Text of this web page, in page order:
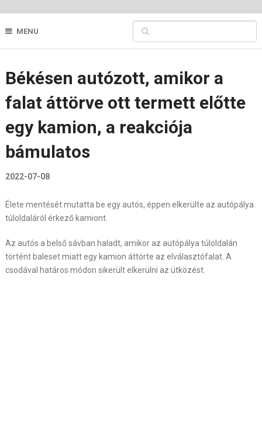
MENU
Békésen autózott, amikor a
falat áttörve ott termett előtte
egy kamion, a reakciója
bámulatos
2022-07-08
Élete mentését mutatta be egy autós, éppen elkerülte az autópálya
túloldaláról érkező kamiont.
Az autós a belső sávban haladt, amikor az autópálya túloldalán
történt baleset miatt egy kamion áttörte az elválasztófalat. A
csodával határos módon sikerült elkerülni az ütközést.